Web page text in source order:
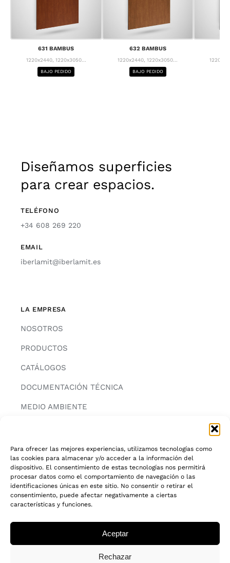
Para ofrecer las mejores experiencias, utilizamos tecnologías como
las cookies para almacenar y/o acceder a la información del
dispositivo. El consentimiento de estas tecnologías nos permitirá
procesar datos como el comportamiento de navegación o las
identificaciones únicas en este sitio. No consentir o retirar el
consentimiento, puede afectar negativamente a ciertas
características y funciones.
Aceptar
Rechazar
631 BAMBUS
1220x2440, 1220x3050...
BAJO PEDIDO
632 BAMBUS
1220x2440, 1220x3050...
BAJO PEDIDO
Diseñamos superficies
para crear espacios.
TELÉFONO
+34 608 269 220
EMAIL
iberlamit@iberlamit.es
LA EMPRESA
NOSOTROS
PRODUCTOS
CATÁLOGOS
DOCUMENTACIÓN TÉCNICA
MEDIO AMBIENTE
INFORMACIÓN
AVISO LEGAL
POLITICA DE PRIVACIDAD
CADENA DE CUSTODIA FSC®